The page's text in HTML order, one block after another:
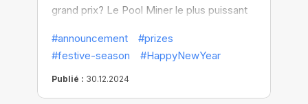
grand prix? Le Pool Miner le plus puissant
les 100 meilleurs participants pourront
participer au tirage au sort, et le numéro 1
remportera la récompense ultime.
#announcement
#prizes
#festive-season
#HappyNewYear
Publié : 30.12.2024